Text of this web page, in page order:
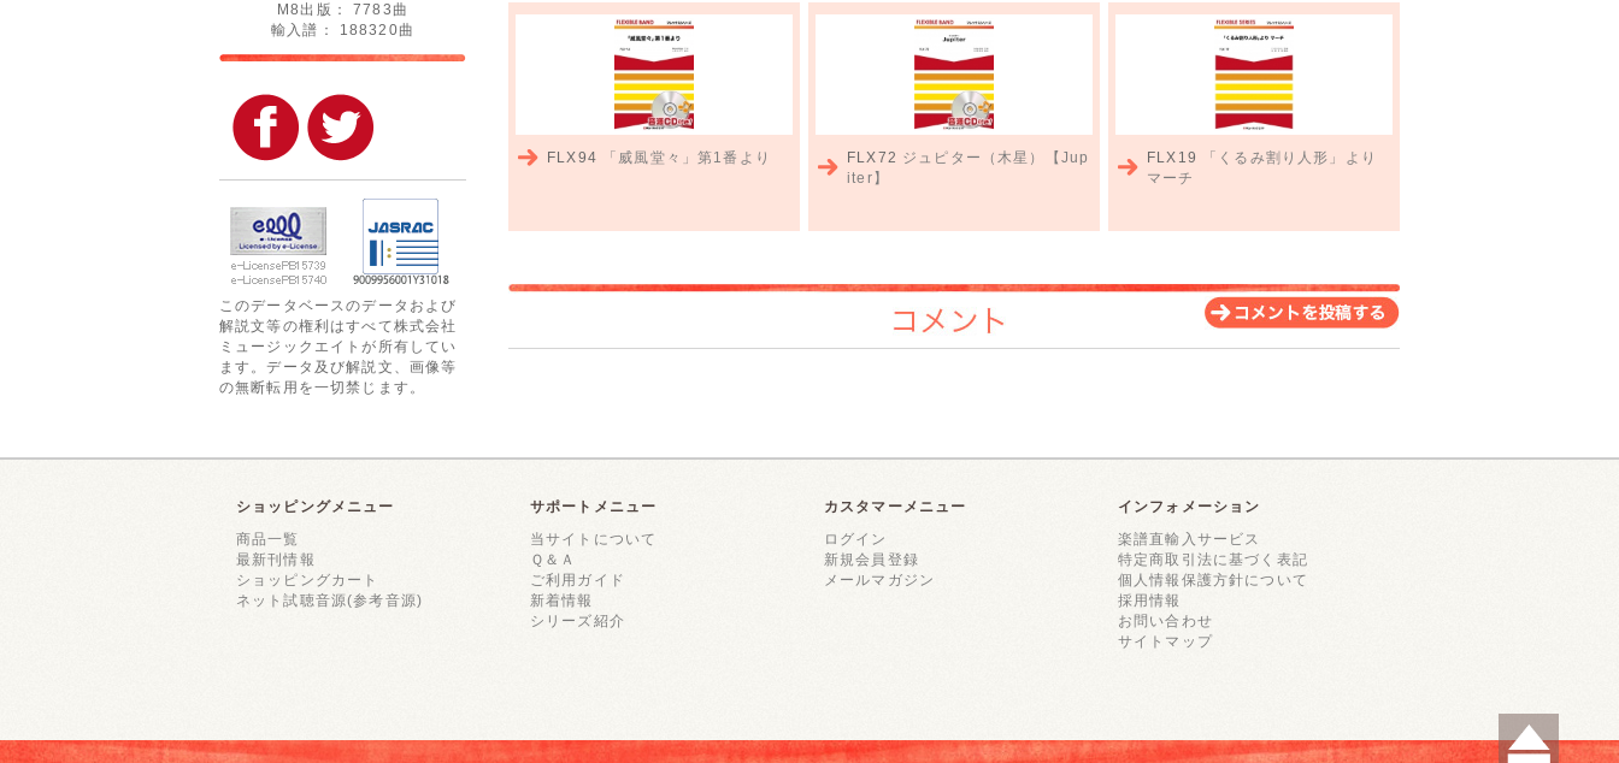
M8出版： 7783曲
輸入譜： 188320曲
このデータベースのデータおよび
解説文等の権利はすべて株式会社
ミュージックエイトが所有してい
ます。データ及び解説文、画像等
の無断転用を一切禁じます。
FLX94 「威風堂々」第1番より FLX72 ジュピター（木星）【Jup
iter】
FLX19
「くるみ割り人形」より
マーチ
コメント
ショッピングメニュー
商品一覧
最新刊情報
ショッピングカート
ネット試聴音源(参考音源)
サポートメニュー
当サイトについて
Ｑ＆Ａ
ご利用ガイド
新着情報
シリーズ紹介
カスタマーメニュー
ログイン
新規会員登録
メールマガジン
インフォメーション
楽譜直輸入サービス
特定商取引法に基づく表記
個人情報保護方針について
採用情報
お問い合わせ
サイトマップ